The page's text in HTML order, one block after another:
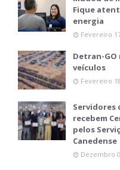
Fique
energia
Fevereiro
Detran-GO
veículos
Fevereiro
Servidores
recebem
pelos
Canedense
Dezembro